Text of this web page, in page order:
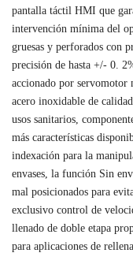
pantalla táctil HMI que
intervención mínima del
gruesas y perforados con
precisión de hasta +/- 0.
accionado por servomotor
acero inoxidable de
usos sanitarios,
más características
indexación para la
envases, la función Sin
mal posicionados para
exclusivo control de
llenado de doble etapa
para aplicaciones de